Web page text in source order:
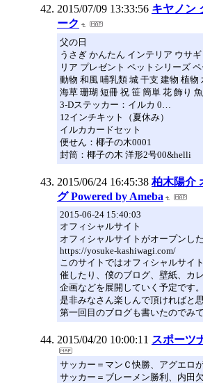
2015/07/09 13:33:56 キヤノン
ーク
父の日
うさぎ かんたん インテリア ウサ
リア プレゼント ペットシリーズ
動物 和風 哺乳類 城 干支 建物 植物
海草 珊瑚 短冊 祝 笹 簡単 花 飾り
3-Dステッカー：イルカ 0…
12インチキット（夏休み）
イルカカードセット
便せん：椰子の木0001
封筒：椰子の木 洋形2号00&helli
2015/06/24 16:45:38 柏木陽介
グ Powered by Ameba
2015-06-24 15:40:03
オフィシャルサイト
オフィシャルサイトがオープンし
https://yosuke-kashiwagi.com/
このサイトではオフィシャルサイ
催したり、僕のブログ、壁紙、カ
企画などを展開していく予定です。
是非みなさん楽しんで頂ければと思
第一回目のブログも書いたのでみて
2015/04/20 10:00:11 スポーツ
サッカー＝マンＣ快勝、アグエロ
サッカー＝ブレーメン勝利、内田